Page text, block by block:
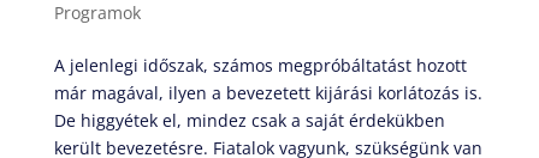
Programok
A jelenlegi időszak, számos megpróbáltatást hozott
már magával, ilyen a bevezetett kijárási korlátozás is.
De higgyétek el, mindez csak a saját érdekükben
került bevezetésre. Fiatalok vagyunk, szükségünk van